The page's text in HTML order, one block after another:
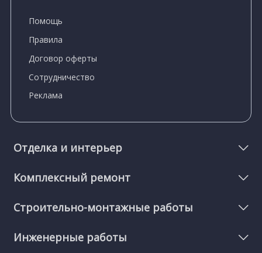
Помощь
Правила
Договор оферты
Сотрудничество
Реклама
Отделка и интерьер
Комплексный ремонт
Строительно-монтажные работы
Инженерные работы